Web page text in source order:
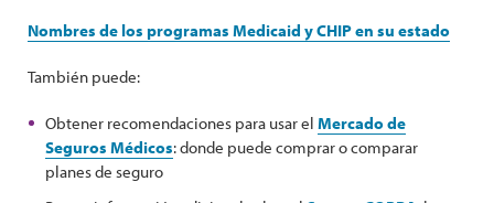
Nombres de los programas Medicaid y CHIP en su estado
También puede:
Obtener recomendaciones para usar el Mercado de
Seguros Médicos: donde puede comprar o comparar
planes de seguro